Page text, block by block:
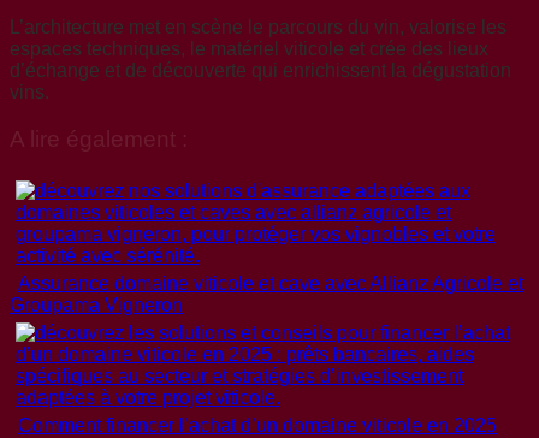
L’architecture met en scène le parcours du vin, valorise les
espaces techniques, le matériel viticole et crée des lieux
d’échange et de découverte qui enrichissent la dégustation
vins.
A lire également :
Assurance domaine viticole et cave avec Allianz Agricole et
Groupama Vigneron
Comment financer l’achat d’un domaine viticole en 2025